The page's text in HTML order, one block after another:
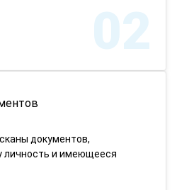
02
документов,
и имеющееся